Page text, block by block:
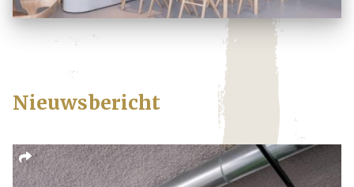
Nieuwsbericht